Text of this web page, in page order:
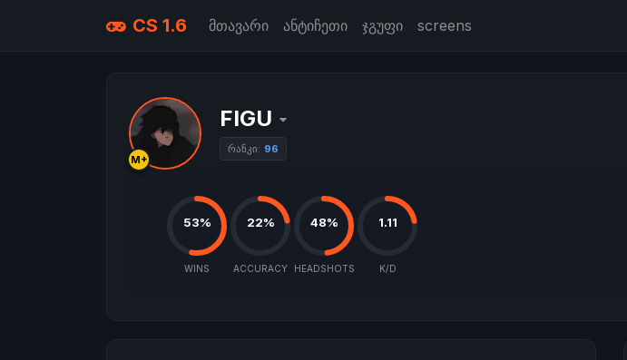
CS 1.6 მთავარი ანტიჩეთი ჯგუფი screens
M+
FIGU
რანკი: 96
53%
WINS
22%
ACCURACY
48%
HEADSHOTS
1.11
K/D